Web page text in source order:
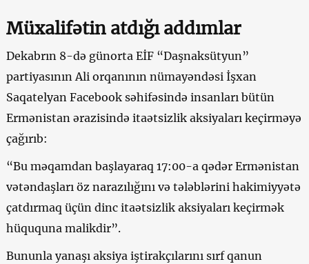
Müxalifətin atdığı addımlar
Dekabrın 8-də günorta EİF “Daşnaksütyun”
partiyasının Ali orqanının nümayəndəsi İşxan
Saqatelyan Facebook səhifəsində insanları bütün
Ermənistan ərazisində itaətsizlik aksiyaları keçirməyə
çağırıb:
“Bu məqamdan başlayaraq 17:00-a qədər Ermənistan
vətəndaşları öz narazılığını və tələblərini hakimiyyətə
çatdırmaq üçün dinc itaətsizlik aksiyaları keçirmək
hüququna malikdir”.
Bununla yanaşı aksiya iştirakçılarını sırf qanun